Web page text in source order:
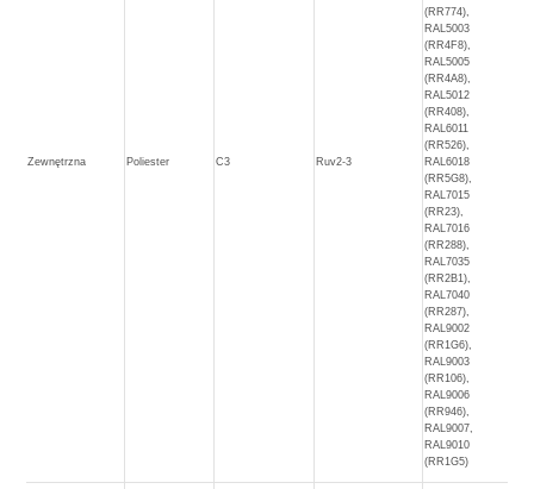
Zewnętrzna Poliester C3 Ruv2-3
(RR774),
RAL5003
(RR4F8),
RAL5005
(RR4A8),
RAL5012
(RR408),
RAL6011
(RR526),
RAL6018
(RR5G8),
RAL7015
(RR23),
RAL7016
(RR288),
RAL7035
(RR2B1),
RAL7040
(RR287),
RAL9002
(RR1G6),
RAL9003
(RR106),
RAL9006
(RR946),
RAL9007,
RAL9010
(RR1G5)